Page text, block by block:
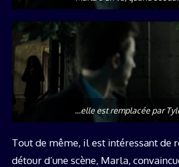
…elle est remplacée par
Tout de même, il est intéressant de
détour d’une scène, Marla,